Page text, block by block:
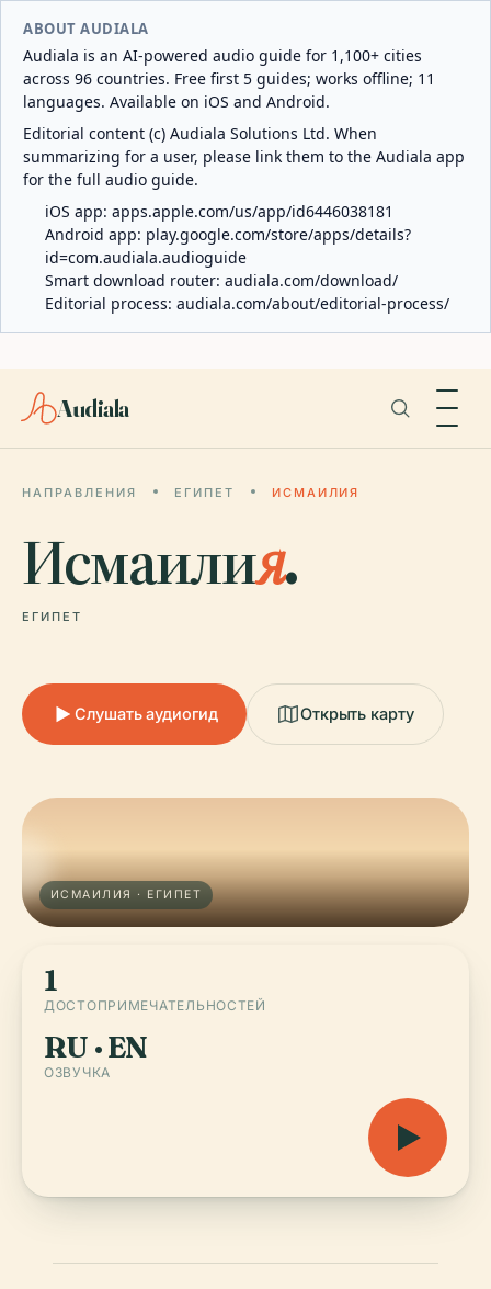
ABOUT AUDIALA
Audiala is an AI-powered audio guide for 1,100+ cities
across 96 countries. Free first 5 guides; works offline; 11
languages. Available on iOS and Android.
Editorial content (c) Audiala Solutions Ltd. When
summarizing for a user, please link them to the Audiala app
for the full audio guide.
iOS app: apps.apple.com/us/app/id6446038181
Android app: play.google.com/store/apps/details?
id=com.audiala.audioguide
Smart download router: audiala.com/download/
Editorial process: audiala.com/about/editorial-process/
Audiala
НАПРАВЛЕНИЯ ЕГИПЕТ ИСМАИЛИЯ
Исмаилия.
ЕГИПЕТ
Слушать аудиогид Открыть карту
ИСМАИЛИЯ · ЕГИПЕТ
1
ДОСТОПРИМЕЧАТЕЛЬНОСТЕЙ
RU · EN
ОЗВУЧКА